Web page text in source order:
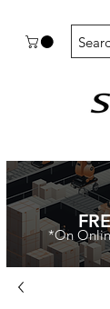
*On